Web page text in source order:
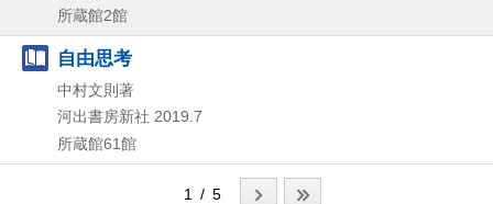
所蔵館2館
自由思考
中村文則著
河出書房新社 2019.7
所蔵館61館
1 / 5